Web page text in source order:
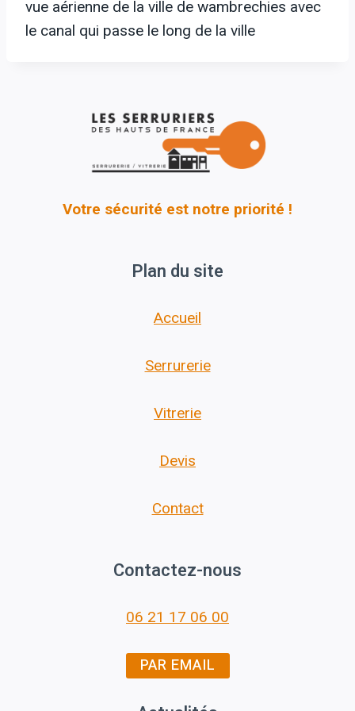
vue aérienne de la ville de wambrechies avec
le canal qui passe le long de la ville
Votre sécurité est notre priorité !
Plan du site
Accueil
Serrurerie
Vitrerie
Devis
Contact
Contactez-nous
06 21 17 06 00
PAR EMAIL